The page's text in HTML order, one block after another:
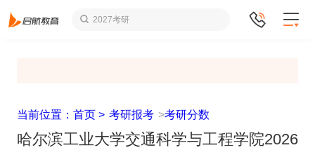
2027考研
当前位置：首页 > 考研报考 >考研分数
哈尔滨工业大学交通科学与工程学院2026